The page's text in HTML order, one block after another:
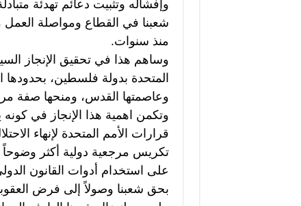
وإفشاله وتثبيت دعائم تهدئة
شعبنا في القطاع ومواصلة
منذ سنوات.
وساهم هذا في تحقيق الإنجاز
وعاصمتها القدس، ومنحها صفة
وتكمن اهمية هذا الإنجاز في
قرارات الأمم المتحدة لإنهاء
تكريس مرجعية دولية أكثر وضوحاً
على استخدام أدوات القانون
بحق شعبنا وصولاً إلى فرض